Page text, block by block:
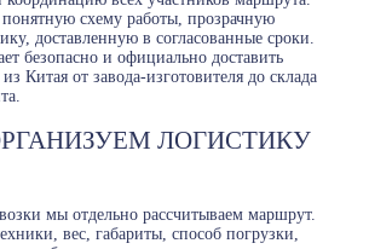
схему работы, прозрачную
доставленную в согласованные сроки.
безопасно и официально доставить
Китая от завода-изготовителя до склада
ЛОГИСТИКУ
мы отдельно рассчитываем маршрут.
вес, габариты, способ погрузки,